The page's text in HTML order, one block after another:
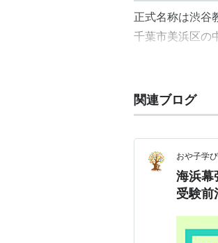
正式名称は渋谷
千葉市美浜区の
関連ブログ
おや子学
海浜幕
受験前